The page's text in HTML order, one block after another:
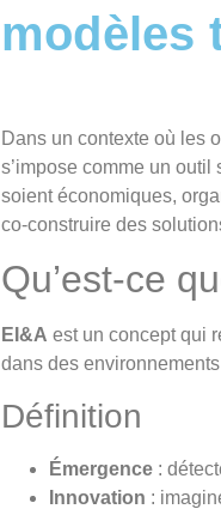
modèles
Dans un contexte où les
s’impose comme un
soient économiques,
co‑construire des
Qu’est‑ce
EI&A est un concept qui
dans des
Définition
Émergence :
Innovation :